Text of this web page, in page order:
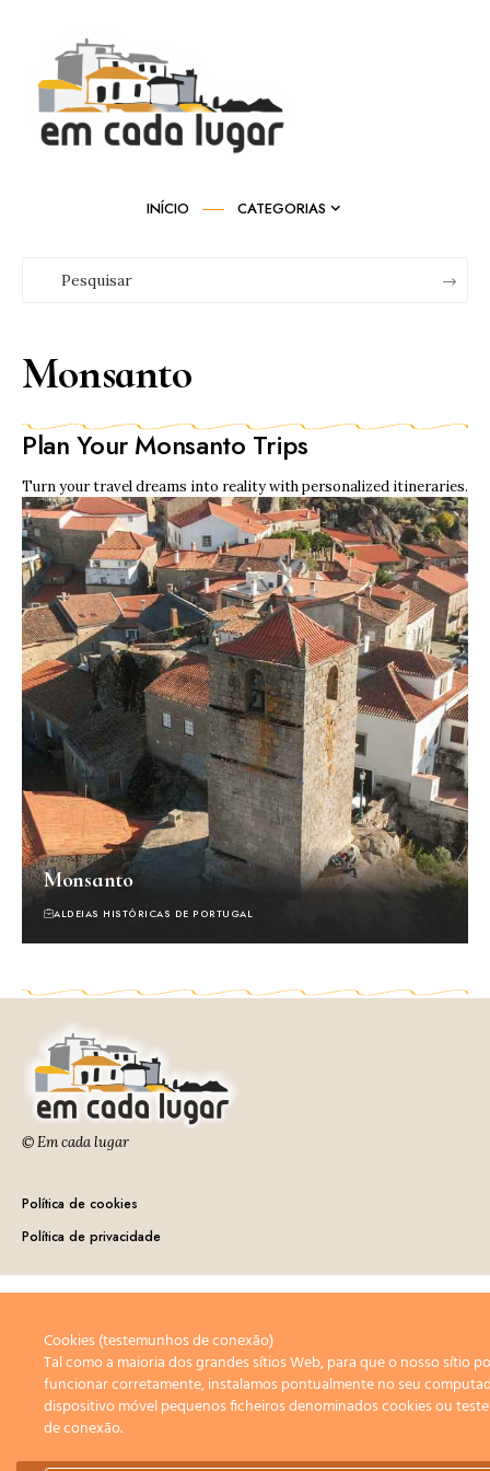
INÍCIO CATEGORIAS
Monsanto
Plan Your Monsanto Trips
Turn your travel dreams into reality with personalized itineraries.
Monsanto
ALDEIAS HISTÓRICAS DE PORTUGAL
© Em cada lugar
Política de cookies
Política de privacidade
Cookies (testemunhos de conexão)
Tal como a maioria dos grandes sítios Web, para que o nosso sítio
funcionar corretamente, instalamos pontualmente no seu
dispositivo móvel pequenos ficheiros denominados cookies ou
de conexão.